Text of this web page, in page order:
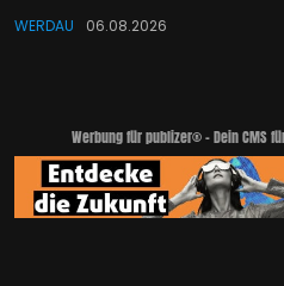
WERDAU 06.08.2026
Werbung für publizer® - Dein CMS